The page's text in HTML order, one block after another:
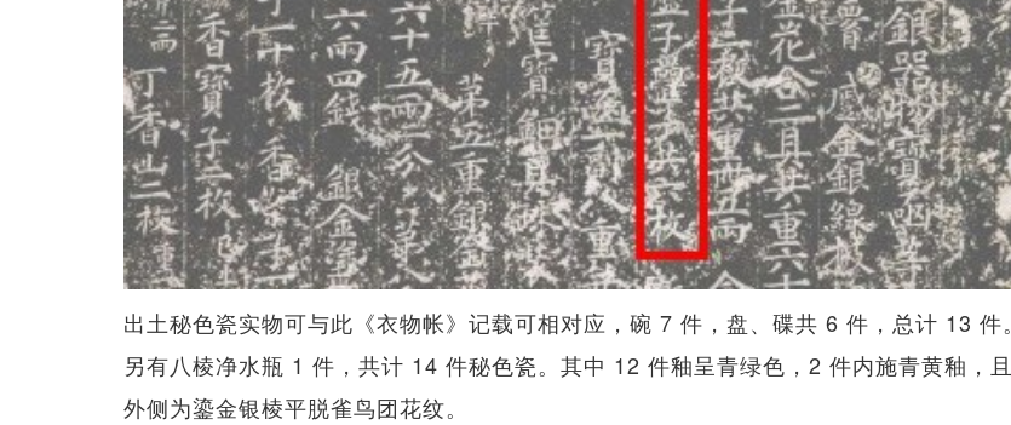
出土秘色瓷实物可与此《衣物帐》记载可相对应，碗 7 件，盘、碟共 6 件，总计 13 件。
另有八棱净水瓶 1 件，共计 14 件秘色瓷。其中 12 件釉呈青绿色，2 件内施青黄釉，且
外侧为鎏金银棱平脱雀鸟团花纹。